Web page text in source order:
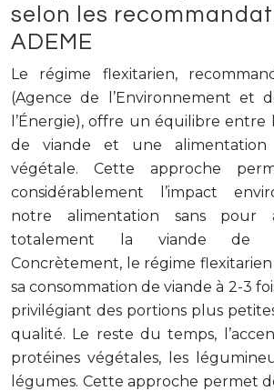
selon les
ADEME
Le régime flexitarien,
(Agence de l’Environnement et
l’Énergie), offre un équilibre entre
de viande et une alimentation
végétale. Cette approche
considérablement l’impact
notre alimentation sans pour
totalement la viande de
Concrètement, le régime
sa consommation de viande à 2-3
privilégiant des portions plus
qualité. Le reste du temps,
protéines végétales, les
légumes. Cette approche permet